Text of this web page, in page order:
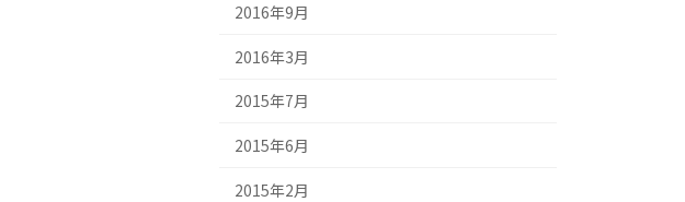
2016年9月
2016年3月
2015年7月
2015年6月
2015年2月